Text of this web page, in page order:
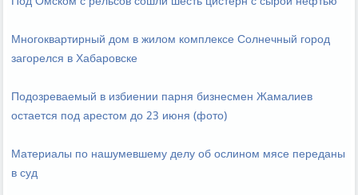
Многоквартирный дом в жилом комплексе Солнечный город
загорелся в Хабаровске
Подозреваемый в избиении парня бизнесмен Жамалиев
остается под арестом до 23 июня (фото)
Материалы по нашумевшему делу об ослином мясе переданы
в суд